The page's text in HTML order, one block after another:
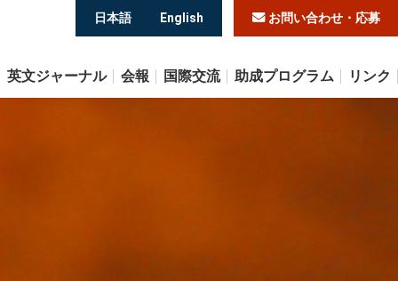
日本語 English お問い合わせ・応募
英文ジャーナル 会報 国際交流 助成プログラム リンク